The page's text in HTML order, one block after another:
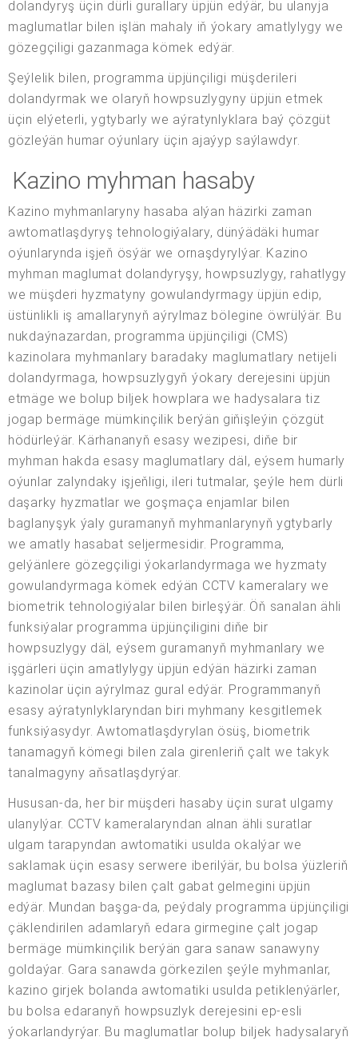
dolandyryş üçin dürli gurallary üpjün edýär, bu ulanyja
maglumatlar bilen işlän mahaly iň ýokary amatlylygy we
gözegçiligi gazanmaga kömek edýär.
Şeýlelik bilen, programma üpjünçiligi müşderileri
dolandyrmak we olaryň howpsuzlygyny üpjün etmek
üçin elýeterli, ygtybarly we aýratynlyklara baý çözgüt
gözleýän humar oýunlary üçin ajaýyp saýlawdyr.
Kazino myhman hasaby
Kazino myhmanlaryny hasaba alýan häzirki zaman
awtomatlaşdyryş tehnologiýalary, dünýädäki humar
oýunlarynda işjeň ösýär we ornaşdyrylýar. Kazino
myhman maglumat dolandyryşy, howpsuzlygy, rahatlygy
we müşderi hyzmatyny gowulandyrmagy üpjün edip,
üstünlikli iş amallarynyň aýrylmaz bölegine öwrülýär. Bu
nukdaýnazardan, programma üpjünçiligi (CMS)
kazinolara myhmanlary baradaky maglumatlary netijeli
dolandyrmaga, howpsuzlygyň ýokary derejesini üpjün
etmäge we bolup biljek howplara we hadysalara tiz
jogap bermäge mümkinçilik berýän giňişleýin çözgüt
hödürleýär. Kärhananyň esasy wezipesi, diňe bir
myhman hakda esasy maglumatlary däl, eýsem humarly
oýunlar zalyndaky işjeňligi, ileri tutmalar, şeýle hem dürli
daşarky hyzmatlar we goşmaça enjamlar bilen
baglanyşyk ýaly guramanyň myhmanlarynyň ygtybarly
we amatly hasabat seljermesidir. Programma,
gelýänlere gözegçiligi ýokarlandyrmaga we hyzmaty
gowulandyrmaga kömek edýän CCTV kameralary we
biometrik tehnologiýalar bilen birleşýär. Öň sanalan ähli
funksiýalar programma üpjünçiligini diňe bir
howpsuzlygy däl, eýsem guramanyň myhmanlary we
işgärleri üçin amatlylygy üpjün edýän häzirki zaman
kazinolar üçin aýrylmaz gural edýär. Programmanyň
esasy aýratynlyklaryndan biri myhmany kesgitlemek
funksiýasydyr. Awtomatlaşdyrylan ösüş, biometrik
tanamagyň kömegi bilen zala girenleriň çalt we takyk
tanalmagyny aňsatlaşdyrýar.
Hususan-da, her bir müşderi hasaby üçin surat ulgamy
ulanylýar. CCTV kameralaryndan alnan ähli suratlar
ulgam tarapyndan awtomatiki usulda okalýar we
saklamak üçin esasy serwere iberilýär, bu bolsa ýüzleriň
maglumat bazasy bilen çalt gabat gelmegini üpjün
edýär. Mundan başga-da, peýdaly programma üpjünçiligi
çäklendirilen adamlaryň edara girmegine çalt jogap
bermäge mümkinçilik berýän gara sanaw sanawyny
goldaýar. Gara sanawda görkezilen şeýle myhmanlar,
kazino girjek bolanda awtomatiki usulda petiklenýärler,
bu bolsa edaranyň howpsuzlyk derejesini ep-esli
ýokarlandyrýar. Bu maglumatlar bolup biljek hadysalaryň